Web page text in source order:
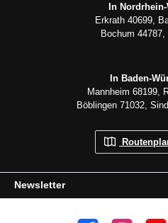
Newsletter
In
Erkrath 40699,
Bochum
In Baden-
Mannheim 68199,
Böblingen 71032,